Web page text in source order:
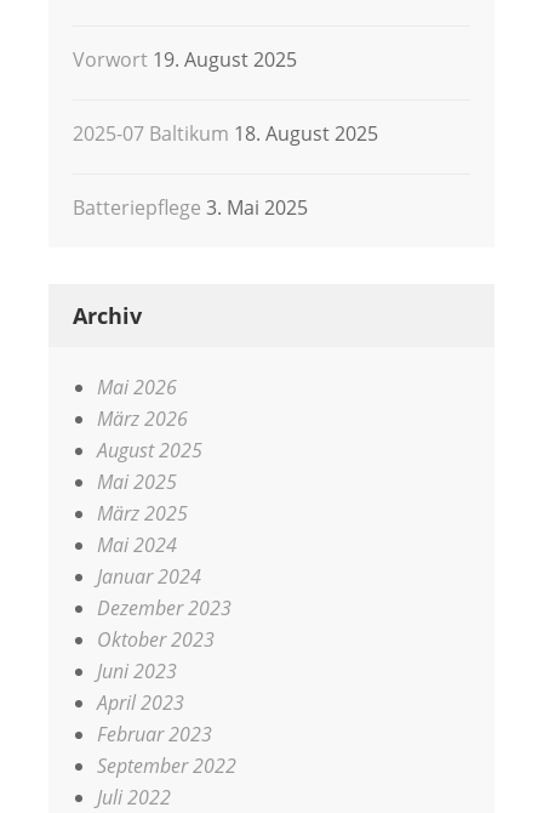
Vorwort 19. August 2025
2025-07 Baltikum 18. August 2025
Batteriepflege 3. Mai 2025
Archiv
Mai 2026
März 2026
August 2025
Mai 2025
März 2025
Mai 2024
Januar 2024
Dezember 2023
Oktober 2023
Juni 2023
April 2023
Februar 2023
September 2022
Juli 2022